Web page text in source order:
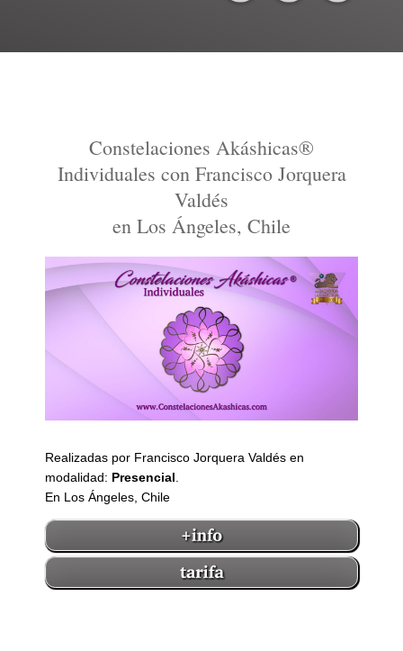
Constelaciones Akáshicas®
Individuales con Francisco Jorquera
Valdés
en Los Ángeles, Chile
Realizadas por Francisco Jorquera Valdés en
modalidad: Presencial
En Los Ángeles, Chile